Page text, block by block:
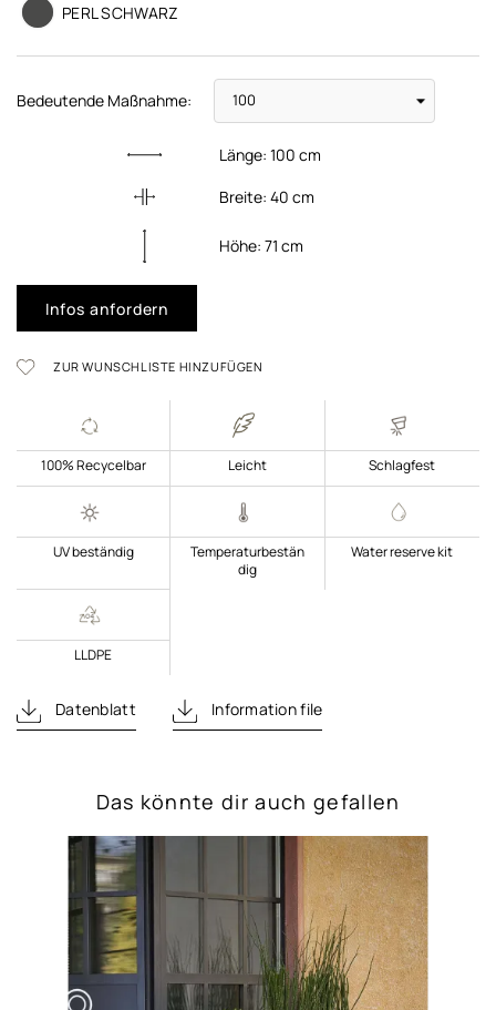
PERL SCHWARZ
Bedeutende Maßnahme:
Länge:100 cm
Breite:40 cm
Höhe:71 cm
Infos anfordern
ZUR WUNSCHLISTE HINZUFÜGEN
100% Recycelbar Leicht Schlagfest
UV beständig
Temperaturbestän
dig
Water reserve kit
LLDPE
Datenblatt Information file
Das könnte dir auch gefallen